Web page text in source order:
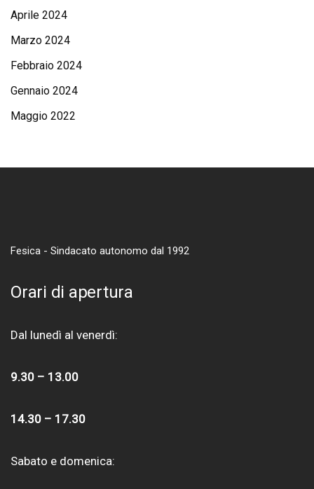
Aprile 2024
Marzo 2024
Febbraio 2024
Gennaio 2024
Maggio 2022
Fesica - Sindacato autonomo dal 1992
Orari di apertura
Dal lunedì al venerdì:
9.30 – 13.00
14.30 – 17.30
Sabato e domenica: